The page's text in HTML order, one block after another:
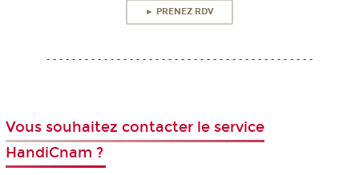
► PRENEZ RDV
- - - - - - - - - - - - - - - - - - - - - - - - - - - - - - - - - - - - - - - - - -
Vous souhaitez contacter le service
HandiCnam ?